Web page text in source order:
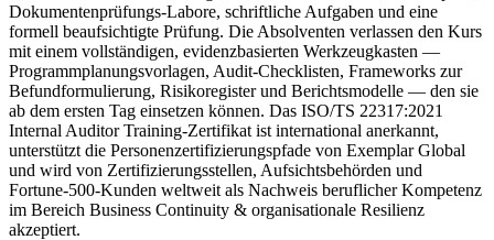
Dokumentenprüfungs-Labore, schriftliche Aufgaben und eine
formell beaufsichtigte Prüfung. Die Absolventen verlassen den Kurs
mit einem vollständigen, evidenzbasierten Werkzeugkasten —
Programmplanungsvorlagen, Audit-Checklisten, Frameworks zur
Befundformulierung, Risikoregister und Berichtsmodelle — den sie
ab dem ersten Tag einsetzen können. Das ISO/TS 22317:2021
Internal Auditor Training-Zertifikat ist international anerkannt,
unterstützt die Personenzertifizierungspfade von Exemplar Global
und wird von Zertifizierungsstellen, Aufsichtsbehörden und
Fortune-500-Kunden weltweit als Nachweis beruflicher Kompetenz
im Bereich Business Continuity & organisationale Resilienz
akzeptiert.